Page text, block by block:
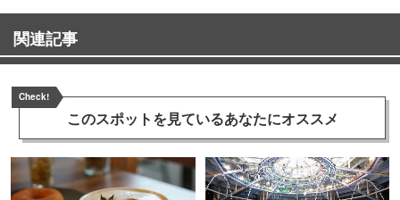
関連記事
Check!
このスポットを見ているあなたにオススメ